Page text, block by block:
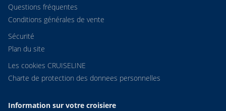
Questions fréquentes
Conditions générales de vente
Sécurité
Plan du site
Les cookies CRUISELINE
Charte de protection des donnees personnelles
Information sur votre croisiere